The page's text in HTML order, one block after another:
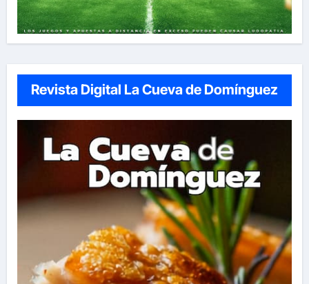
Revista Digital La Cueva de Domínguez